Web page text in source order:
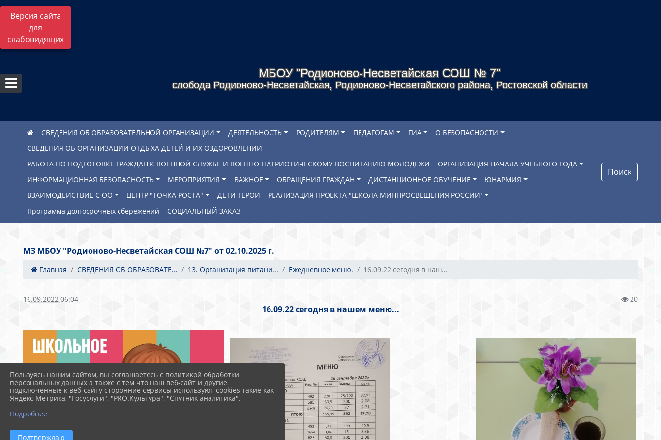
Версия сайта
для
слабовидящих
МБОУ "Родионово-Несветайская СОШ № 7"
слобода Родионово-Несветайская, Родионово-Несветайского района, Ростовской области
СВЕДЕНИЯ ОБ ОБРАЗОВАТЕЛЬНОЙ ОРГАНИЗАЦИИ ДЕЯТЕЛЬНОСТЬ РОДИТЕЛЯМ ПЕДАГОГАМ ГИА
О БЕЗОПАСНОСТИ
СВЕДЕНИЯ ОБ ОРГАНИЗАЦИИ ОТДЫХА ДЕТЕЙ И ИХ ОЗДОРОВЛЕНИИ
РАБОТА ПО ПОДГОТОВКЕ ГРАЖДАН К ВОЕННОЙ СЛУЖБЕ И ВОЕННО-ПАТРИОТИЧЕСКОМУ ВОСПИТАНИЮ МОЛОДЕЖИ
ОРГАНИЗАЦИЯ НАЧАЛА УЧЕБНОГО ГОДА
ИНФОРМАЦИОННАЯ БЕЗОПАСНОСТЬ
МЕРОПРИЯТИЯ ВАЖНОЕ ОБРАЩЕНИЯ ГРАЖДАН ДИСТАНЦИОННОЕ ОБУЧЕНИЕ
ЮНАРМИЯ
ВЗАИМОДЕЙСТВИЕ С ОО
ЦЕНТР "ТОЧКА РОСТА" ДЕТИ-ГЕРОИ
РЕАЛИЗАЦИЯ ПРОЕКТА "ШКОЛА МИНПРОСВЕЩЕНИЯ РОССИИ"
Программа долгосрочных сбережений
СОЦИАЛЬНЫЙ ЗАКАЗ
Поиск
МЗ МБОУ "Родионово-Несветайская СОШ №7" от 02.10.2025 г.
Главная СВЕДЕНИЯ ОБ ОБРАЗОВАТЕ... 13. Организация питани... Ежедневное меню. 16.09.22 сегодня в наш...
16.09.2022 06:04 20
16.09.22 сегодня в нашем меню...
Пользуясь нашим сайтом, вы соглашаетесь с политикой обработки
персональных данных а также с тем что наш веб-сайт и другие
подключенные к веб-сайту сторонние сервисы используют cookies такие как
Яндекс Метрика, "Госуслуги", "PRO.Культура", "Спутник аналитика".
Подробнее
Подтверждаю